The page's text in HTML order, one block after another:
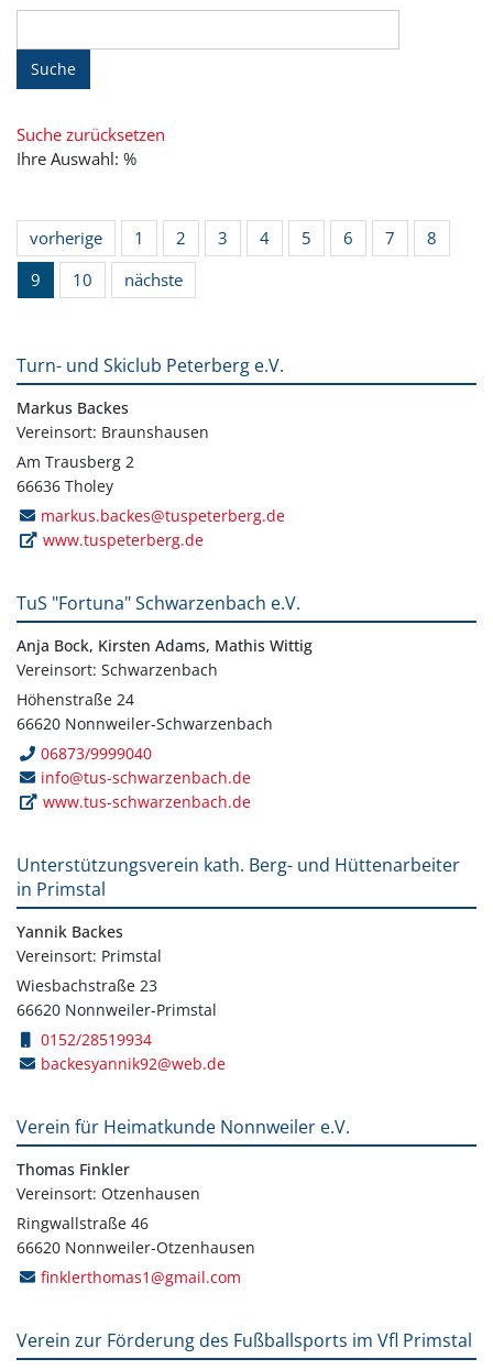
Suche
Suche zurücksetzen
Ihre Auswahl: %
vorherige 1 2 3 4 5 6 7
8
9
10 nächste
Turn- und Skiclub Peterberg e.V.
Markus Backes
Vereinsort: Braunshausen
Am Trausberg 2
66636 Tholey
markus.backes@tuspeterberg.de
www.tuspeterberg.de
TuS "Fortuna" Schwarzenbach e.V.
Anja Bock, Kirsten Adams, Mathis Wittig
Vereinsort: Schwarzenbach
Höhenstraße 24
66620 Nonnweiler-Schwarzenbach
06873/9999040
info@tus-schwarzenbach.de
www.tus-schwarzenbach.de
Unterstützungsverein kath. Berg- und Hüttenarbeiter
in Primstal
Yannik Backes
Vereinsort: Primstal
Wiesbachstraße 23
66620 Nonnweiler-Primstal
0152/28519934
backesyannik92@web.de
Verein für Heimatkunde Nonnweiler e.V.
Thomas Finkler
Vereinsort: Otzenhausen
Ringwallstraße 46
66620 Nonnweiler-Otzenhausen
finklerthomas1@gmail.com
Verein zur Förderung des Fußballsports im Vfl Primstal